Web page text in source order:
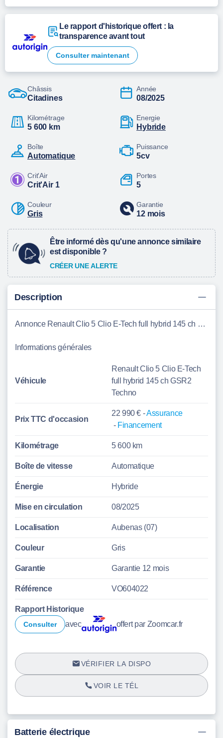
Le rapport d'historique offert : la
transparence avant tout
Consulter maintenant
Châssis
Citadines
Année
08/2025
Kilométrage
5 600 km
Energie
hybride
Boîte
automatique
Puissance
5cv
Crit'Air
Crit'Air 1
Portes
5
Couleur
Gris
Garantie
12 mois
Être informé dès qu'une annonce similaire
est disponible ?
CRÉER UNE ALERTE
Description
Annonce Renault Clio 5 Clio E-Tech full hybrid 145 ch GSR2 Techno Aubenas
Informations générales
Véhicule
Renault Clio 5 Clio E-Tech
full hybrid 145 ch GSR2
Techno
Prix TTC d'occasion
22 990 € -Assurance
- Financement
Kilométrage 5 600 km
Boîte de vitesse Automatique
Énergie Hybride
Mise en circulation 08/2025
Localisation Aubenas (07)
Couleur Gris
Garantie Garantie 12 mois
Référence VO604022
Rapport Historique
Consulter avec offert par Zoomcar.fr
VÉRIFIER LA DISPO
VOIR LE TÉL
Batterie électrique